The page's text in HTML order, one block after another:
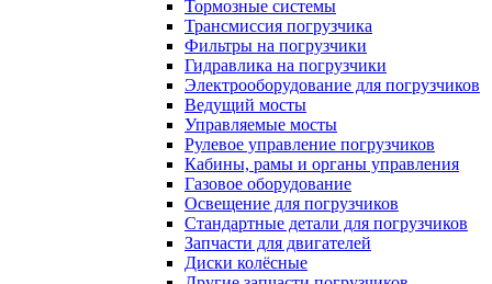
Тормозные системы
Трансмиссия погрузчика
Фильтры на погрузчики
Гидравлика на погрузчики
Электрооборудование для погрузчиков
Ведущий мосты
Управляемые мосты
Рулевое управление погрузчиков
Кабины, рамы и органы управления
Газовое оборудование
Освещение для погрузчиков
Стандартные детали для погрузчиков
Запчасти для двигателей
Диски колёсные